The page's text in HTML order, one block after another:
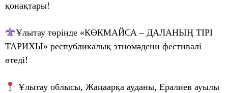
қонақтары!
Ұлытау төрінде «КӨКМАЙСА – ДАЛАНЫҢ ТІРІ
ТАРИХЫ» республикалық этномәдени фестивалі
өтеді!
Ұлытау облысы, Жаңаарқа ауданы, Ералиев ауылы